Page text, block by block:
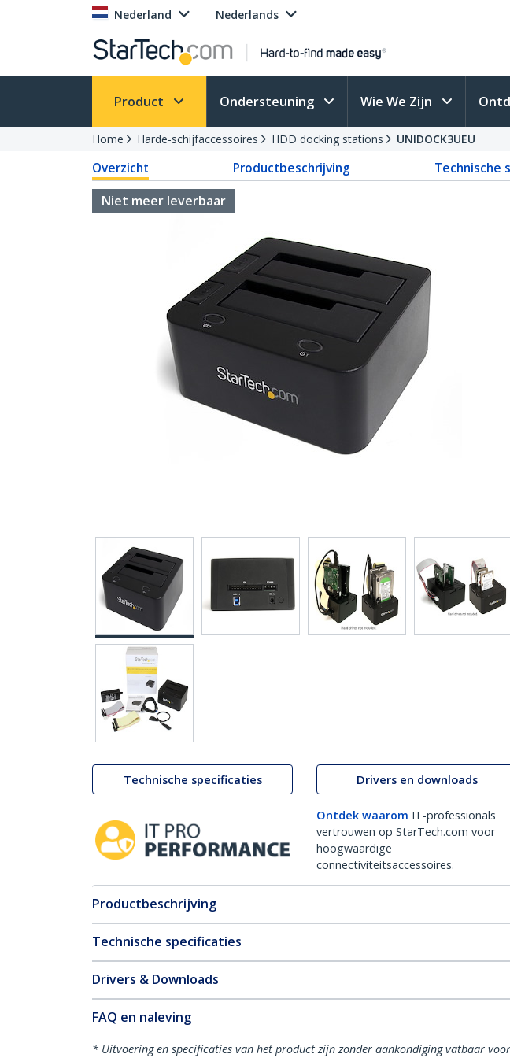
Nederland Nederlands
Product Ondersteuning Wie We Zijn
Home Harde-schijfaccessoires HDD docking stations UNIDOCK3UEU
Overzicht Productbeschrijving Technische
Niet meer leverbaar
Technische specificaties Drivers en downloads
Ontdek waarom IT-professionals
vertrouwen op StarTech.com voor
hoogwaardige
connectiviteitsaccessoires.
Productbeschrijving
Technische specificaties
Drivers & Downloads
FAQ en naleving
* Uitvoering en specificaties van het product zijn zonder aankondiging vatbaar